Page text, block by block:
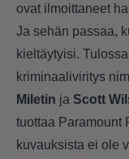
ovat ilmoittaneet
Ja sehän passaa,
kieltäytyisi.
kriminaaliviritys
Miletin ja Scott
tuottaa Paramount
kuvauksista ei ole